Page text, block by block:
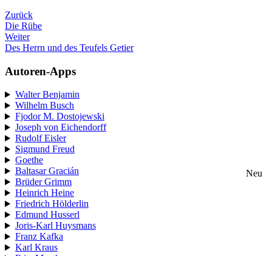
Zurück
Die Rübe
Weiter
Des Herrn und des Teufels Getier
Autoren-Apps
Walter Benjamin
Wilhelm Busch
Fjodor M. Dostojewski
Joseph von Eichendorff
Rudolf Eisler
Sigmund Freud
Goethe
Baltasar Gracián
Neu
Brüder Grimm
Heinrich Heine
Friedrich Hölderlin
Edmund Husserl
Joris-Karl Huysmans
Franz Kafka
Karl Kraus